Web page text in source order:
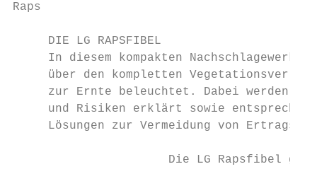
Raps
     DIE LG RAPSFIBEL
In diesem kompakten Nachschlagewerk
über den kompletten
zur Ernte beleuchtet. Dabei werden
und Risiken erklärt sowie
Lösungen zur Vermeidung von
Die LG Rapsfibel